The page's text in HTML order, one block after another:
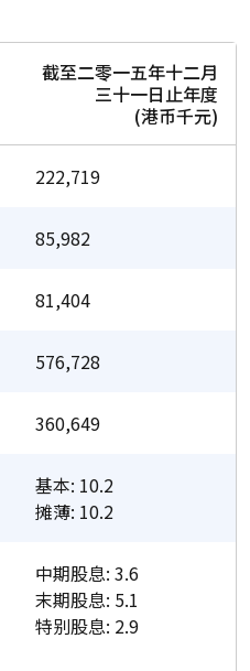
截至二零一五年十二月
三十一日止年度
(港币千元)
222,719
85,982
81,404
576,728
360,649
基本: 10.2
摊薄: 10.2
中期股息: 3.6
末期股息: 5.1
特别股息: 2.9